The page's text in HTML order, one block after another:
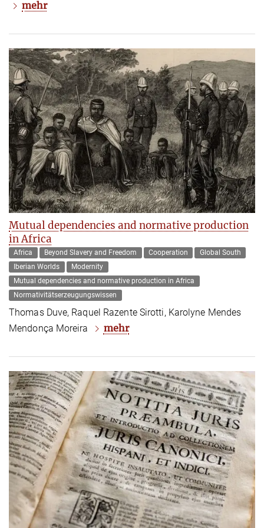
mehr
Mutual dependencies and normative production
in Africa
Africa Beyond Slavery and Freedom Cooperation
Global South
Iberian Worlds
Modernity
Mutual dependencies and normative production in Africa
Normativitätserzeugungswissen
Thomas Duve, Raquel Razente Sirotti, Karolyne Mendes
Mendonça Moreira
mehr